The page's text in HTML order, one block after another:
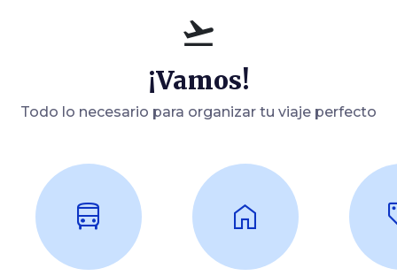
flight_takeoff
¡Vamos!
Todo lo necesario para organizar tu viaje perfecto
directions_bus home